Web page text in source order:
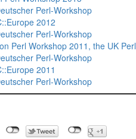
Perl-Workshop
2012
Perl-Workshop
Perl Workshop 2011, the UK
Perl-Workshop
2011
Perl-Workshop